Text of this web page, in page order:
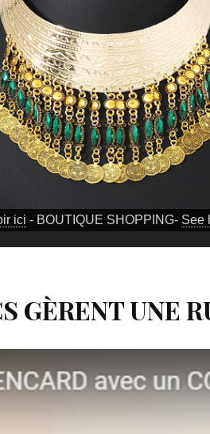
ici - BOUTIQUE SHOPPING- See
GÈRENT UNE